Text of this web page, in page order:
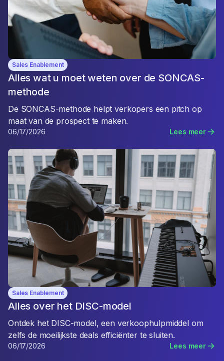
Sales Enablement
Alles wat u moet weten over de SONCAS-
methode
De SONCAS-methode helpt verkopers een pitch op
maat van de prospect te maken.
06/17/2026 Lees meer
Sales Enablement
Alles over het DISC-model
Ontdek het DISC-model, een verkoophulpmiddel om
zelfs de moeilijkste deals efficiënter te sluiten.
06/17/2026 Lees meer